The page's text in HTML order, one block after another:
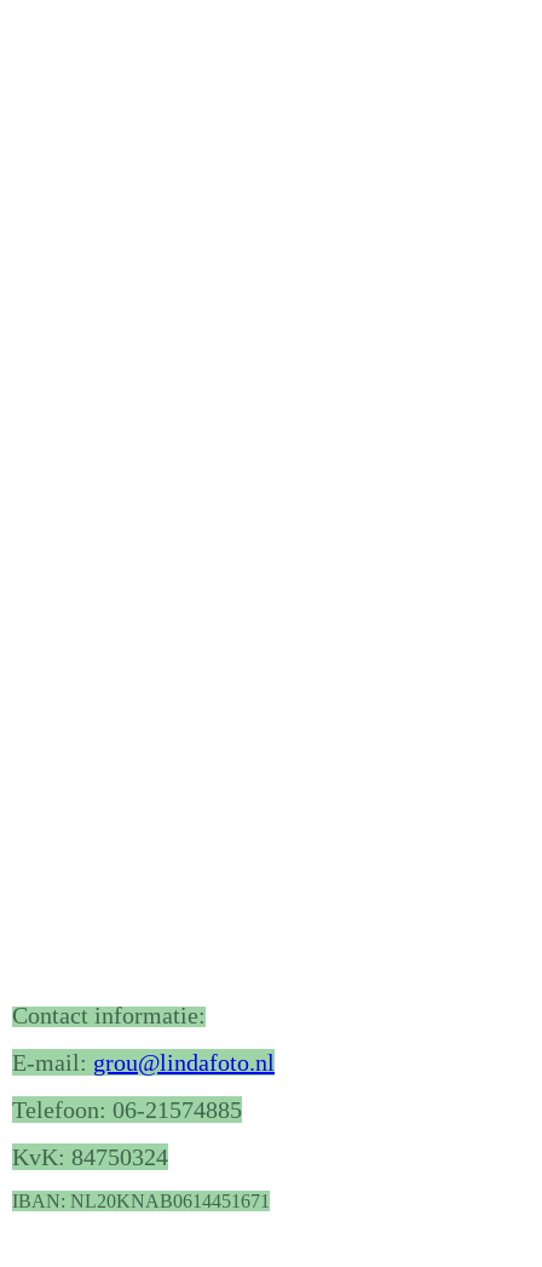
Contact informatie:
E-mail: grou@lindafoto.nl
Telefoon: 06-21574885
KvK: 84750324
IBAN: NL20KNAB0614451671